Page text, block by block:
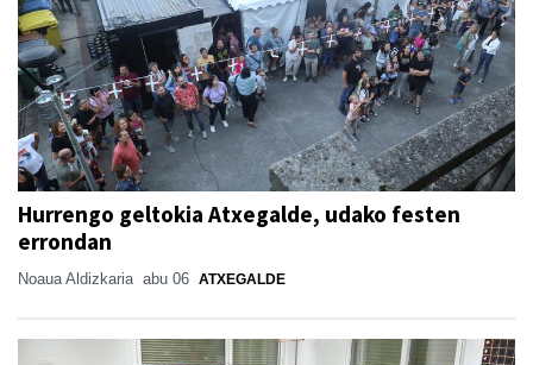
Hurrengo geltokia Atxegalde, udako festen
errondan
Noaua Aldizkaria abu 06 ATXEGALDE